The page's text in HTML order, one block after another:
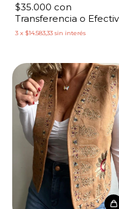
$35.000 con
Transferencia o
3 x $14.583,33 sin interés